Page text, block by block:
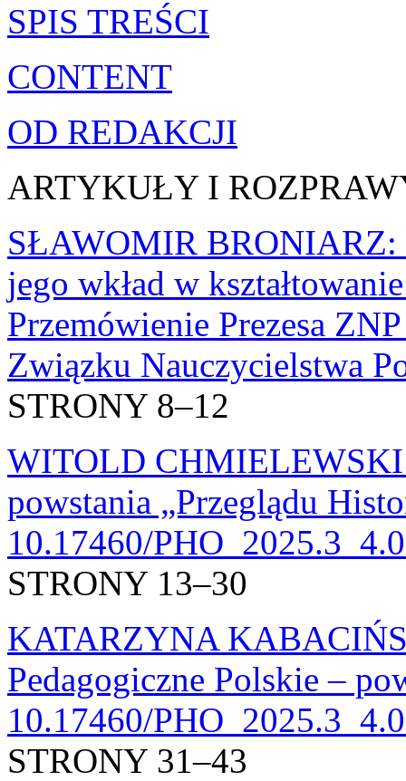
SPIS TREŚCI
CONTENT
OD REDAKCJI
ARTYKUŁY I
SŁAWOMIR BRONIARZ:
jego wkład w
Przemówienie Prezesa
Związku Nauczycielstwa
STRONY 8–12
WITOLD
powstania „Przeglądu
10.17460/
STRONY 13–30
KATARZYNA
Pedagogiczne Polskie –
10.17460/
STRONY 31–43